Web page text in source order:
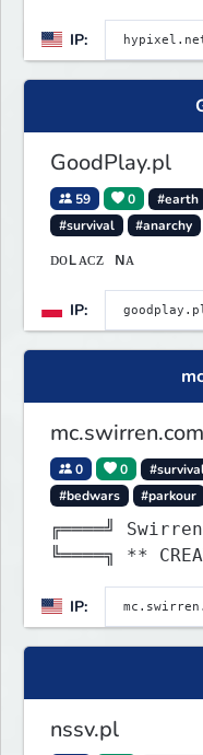
IP:
GoodPlay.pl
59 0 #earth
#survival
#anarchy
ᴅᴏʟᴀᴄᴢ ɴᴀ
IP:
mc.swirren.com
0 0
#bedwars
#parkour
╔════╝
╚════╗ **
IP:
nssv.pl